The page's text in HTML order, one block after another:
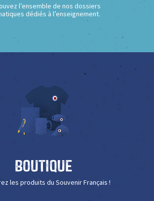
l’ensemble de nos dossiers
dédiés à l’enseignement.
Boutique
les produits du Souvenir Français !